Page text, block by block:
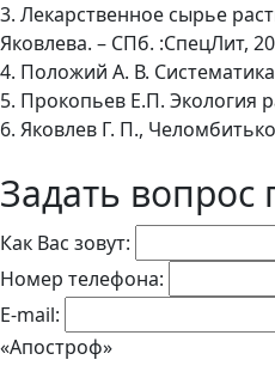
3. Лекарственное сырье
Яковлева. – СПб. :СпецЛит,
4. Положий А. В.
5. Прокопьев Е.П. Экология
6. Яковлев Г. П.,
Задать вопрос
Как Вас зовут:
Номер телефона:
E-mail:
«Апостроф»